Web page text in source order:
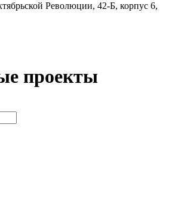
Революции, 42-Б, корпус 6,
проекты